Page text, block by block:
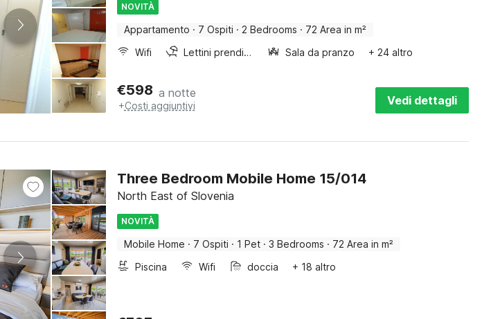
NOVITÀ
Appartamento · 7 Ospiti · 2 Bedrooms · 72 Area in m²
Wifi
Lettini prendisole Sala da pranzo + 24 altro
€598 a notte
+Costi aggiuntivi Vedi dettagli
Three Bedroom Mobile Home 15/014
North East of Slovenia
NOVITÀ
Mobile Home · 7 Ospiti · 1 Pet · 3 Bedrooms · 72 Area in m²
Piscina
Wifi doccia + 18 altro